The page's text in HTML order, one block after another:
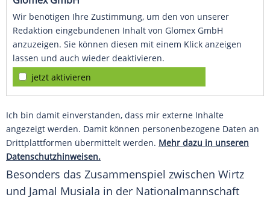
Wir benötigen Ihre Zustimmung, um den von unserer
Redaktion eingebundenen Inhalt von Glomex GmbH
anzuzeigen. Sie können diesen mit einem Klick anzeigen
lassen und auch wieder deaktivieren.
jetzt aktivieren
Ich bin damit einverstanden, dass mir externe Inhalte
angezeigt werden. Damit können personenbezogene Daten an
Drittplattformen übermittelt werden. Mehr dazu in unseren
Datenschutzhinweisen.
Besonders das Zusammenspiel zwischen Wirtz
und Jamal Musiala in der Nationalmannschaft